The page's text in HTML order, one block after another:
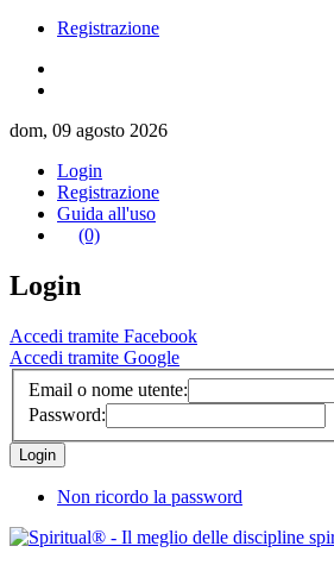
Registrazione
dom, 09 agosto 2026
Login
Registrazione
Guida all'uso
(0)
Login
Accedi tramite Facebook
Accedi tramite Google
Email o nome utente:
Password:
Non ricordo la password